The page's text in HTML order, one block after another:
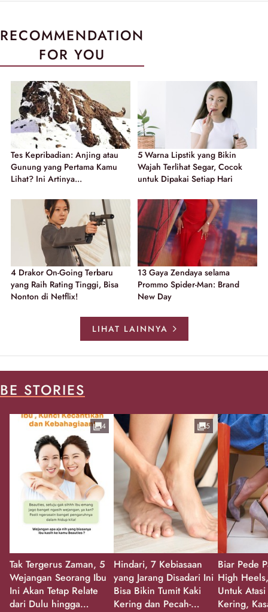
RECOMMENDATION
FOR YOU
Tes Kepribadian: Anjing atau
Gunung yang Pertama Kamu
Lihat? Ini Artinya...
5 Warna Lipstik yang Bikin
Wajah Terlihat Segar, Cocok
untuk Dipakai Setiap Hari
4 Drakor On-Going Terbaru
yang Raih Rating Tinggi, Bisa
Nonton di Netflix!
13 Gaya Zendaya selama
Prommo Spider-Man: Brand
New Day
LIHAT LAINNYA
BE STORIES
Tak Tergerus Zaman, 5
Wejangan Seorang Ibu
Ini Akan Tetap Relate
dari Dulu hingga
4
Hindari, 7 Kebiasaan
yang Jarang Disadari Ini
Bisa Bikin Tumit Kaki
Kering dan Pecah-
5
Biar Pede
High
Untuk
Kering,